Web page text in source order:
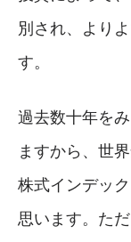
別され、より
す。
過去数十年を
ますから、世
株式インデッ
思います。た